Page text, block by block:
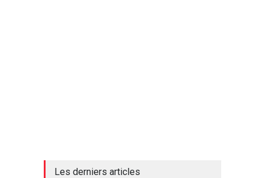
Les derniers articles